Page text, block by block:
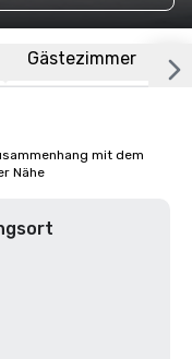
Gästezimmer
mit dem
Nähe